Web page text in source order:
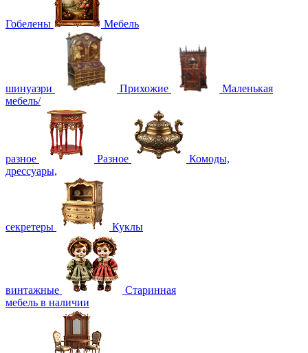
Гобелены Мебель
шинуазри Прихожие
Маленькая
мебель/
разное Разное
Комоды,
дрессуары,
секретеры Куклы
винтажные
Старинная
мебель в наличии